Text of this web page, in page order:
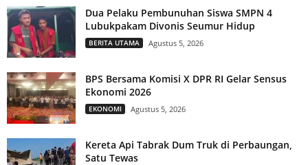
Dua Pelaku Pembunuhan Siswa SMPN 4
Lubukpakam Divonis Seumur Hidup
BERITA UTAMA Agustus 5, 2026
BPS Bersama Komisi X DPR RI Gelar Sensus
Ekonomi 2026
EKONOMI Agustus 5, 2026
Kereta Api Tabrak Dum Truk di Perbaungan,
Satu Tewas